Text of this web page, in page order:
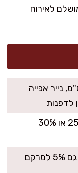
לאירוח
קפיצית 20–22 ס"מ, נייר אפייה
לדפנות
: 600 גרם גבינת שמנת 25% או 30%
250 גרם גבינה לבנה 9% (אפשר גם 5% למרקם